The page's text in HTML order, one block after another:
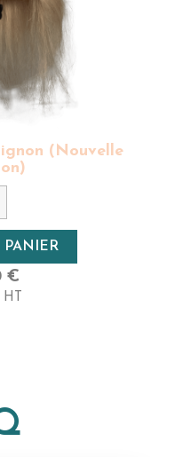
(Nouvelle
PANIER
€